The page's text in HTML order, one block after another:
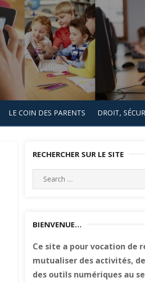
LE COIN DES PARENTS DROIT,
RECHERCHER SUR LE SITE
Search
for:
BIENVENUE…
Ce site a pour vocation de
mutualiser des activités,
des outils numériques au